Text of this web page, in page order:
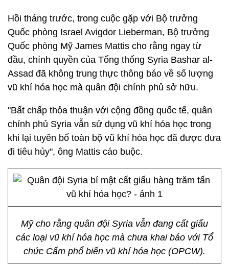
Hồi tháng trước, trong cuộc gặp với Bộ trưởng
Quốc phòng Israel Avigdor Lieberman, Bộ trưởng
Quốc phòng Mỹ James Mattis cho rằng ngay từ
đầu, chính quyền của Tổng thống Syria Bashar al-
Assad đã không trung thực thông báo về số lượng
vũ khí hóa học mà quân đội chính phủ sở hữu.
"Bất chấp thỏa thuận với cộng đồng quốc tế, quân
chính phủ Syria vẫn sử dụng vũ khí hóa học trong
khi lại tuyên bố toàn bộ vũ khí hóa học đã được đưa
đi tiêu hủy", ông Mattis cáo buộc.
Mỹ cho rằng quân đội Syria vẫn đang cất giấu
các loại vũ khí hóa học mà chưa khai báo với Tổ
chức Cấm phổ biến vũ khí hóa học (OPCW).